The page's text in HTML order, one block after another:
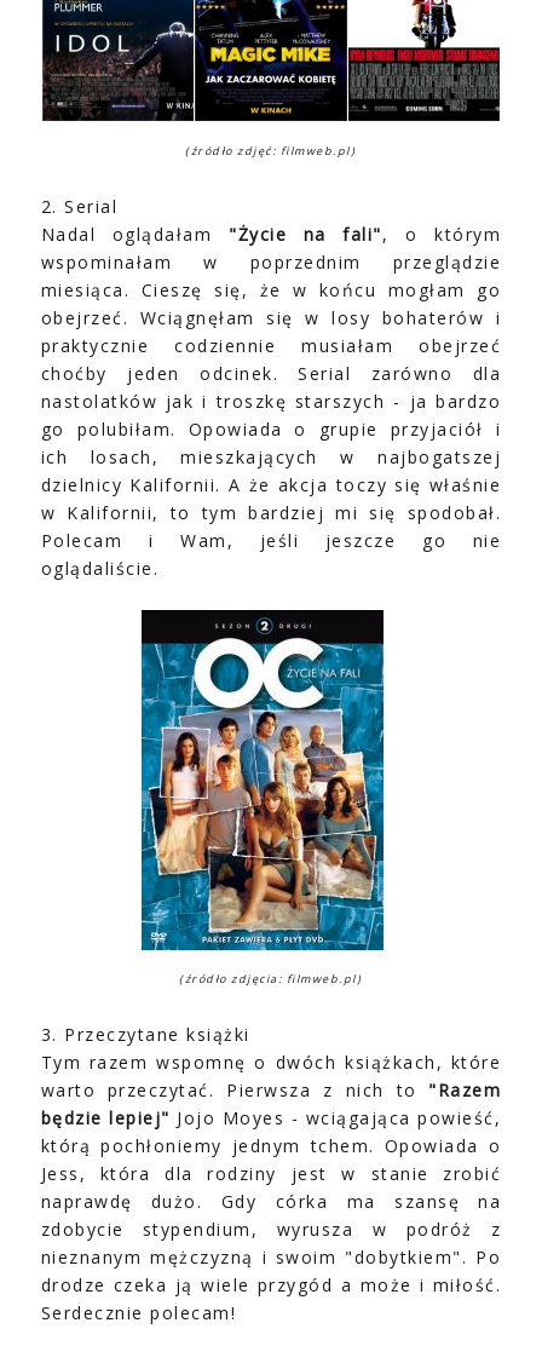
(źródło zdjęć: filmweb.pl)
2. Serial
Nadal oglądałam "Życie na fali", o którym
wspominałam w poprzednim przeglądzie
miesiąca. Cieszę się, że w końcu mogłam go
obejrzeć. Wciągnęłam się w losy bohaterów i
praktycznie codziennie musiałam obejrzeć
choćby jeden odcinek. Serial zarówno dla
nastolatków jak i troszkę starszych - ja bardzo
go polubiłam. Opowiada o grupie przyjaciół i
ich losach, mieszkających w najbogatszej
dzielnicy Kalifornii. A że akcja toczy się właśnie
w Kalifornii, to tym bardziej mi się spodobał.
Polecam i Wam, jeśli jeszcze go nie
oglądaliście.
(źródło zdjęcia: filmweb.pl)
3. Przeczytane książki
Tym razem wspomnę o dwóch książkach, które
warto przeczytać. Pierwsza z nich to "Razem
będzie lepiej" Jojo Moyes - wciągająca powieść,
którą pochłoniemy jednym tchem. Opowiada o
Jess, która dla rodziny jest w stanie zrobić
naprawdę dużo. Gdy córka ma szansę na
zdobycie stypendium, wyrusza w podróż z
nieznanym mężczyzną i swoim "dobytkiem". Po
drodze czeka ją wiele przygód a może i miłość.
Serdecznie polecam!